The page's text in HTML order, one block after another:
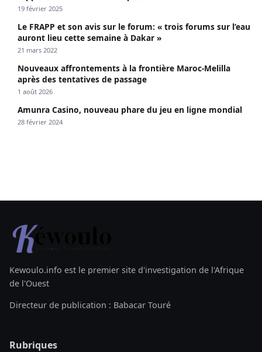
19 février 2025
Le FRAPP et son avis sur le forum: « trois forums sur l’eau
auront lieu cette semaine à Dakar »
21 mars 2022
Nouveaux affrontements à la frontière Maroc-Melilla
après des tentatives de passage
1 août 2026
Amunra Casino, nouveau phare du jeu en ligne mondial
28 février 2024
Kewoulo.info est le premier site d'investigation de l'Afrique
de l'Ouest
Directeur de publication : Babacar Touré
Rubriques